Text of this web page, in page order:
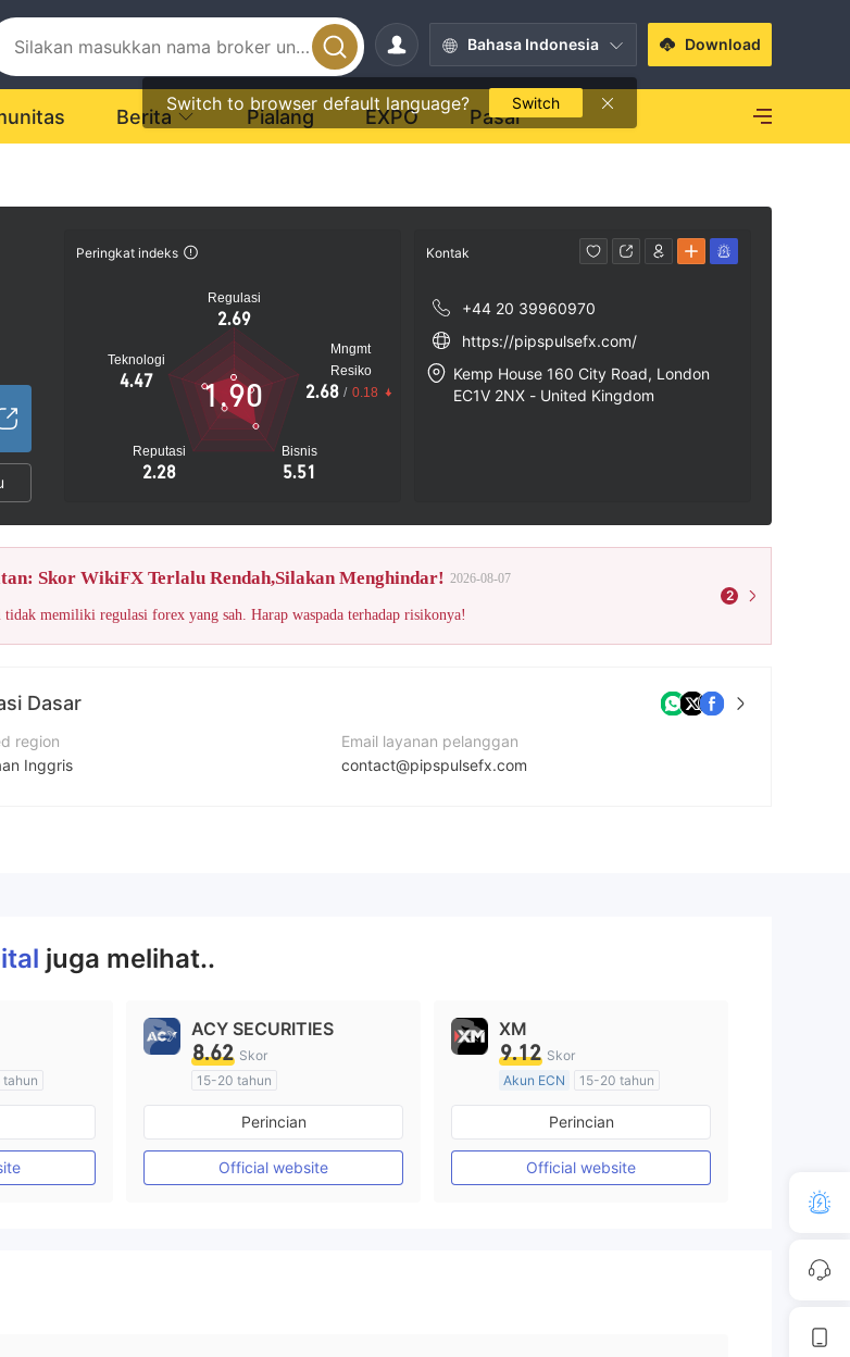
Bahasa Indonesia
Switch to browser default language? Switch
Download
Berita Pialang EXPO Pasar
Peringkat indeks
Regulasi
2.69
Teknologi
4.47
Reputasi
2.28
Bisnis
5.51
Mngmt
Resiko
2.68 / 0.18
1.90
Kontak
+44 20 39960970
https://pipspulsefx.com/
Kemp House 160 City Road, London
EC1V 2NX - United Kingdom
Skor WikiFX Terlalu Rendah,Silakan Menghindar! 2026-08-07
memiliki regulasi forex yang sah. Harap waspada terhadap risikonya!
2
Dasar
region
Inggris
Email layanan pelanggan
contact@pipspulsefx.com
juga melihat..
tahun
ACY SECURITIES
8.62 Skor
15-20 tahun
Diatur di Australia
Market Maker (MM)
Lisensi Penuh MT4
Perincian
Official website
XM
9.12 Skor
Akun ECN
15-20 tahun
Diatur di Australia
Market Maker (MM)
Lisensi Penuh MT4
Perincian
Official website